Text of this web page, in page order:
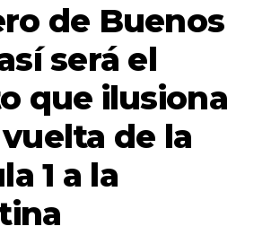
de Buenos
será el
que ilusiona
de la
1 a la